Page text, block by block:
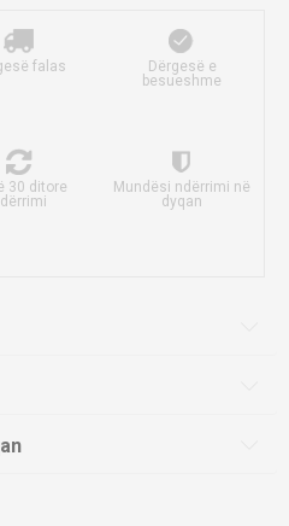
falas
Dërgesë e
besueshme
30 ditore
Mundësi ndërrimi në
dyqan